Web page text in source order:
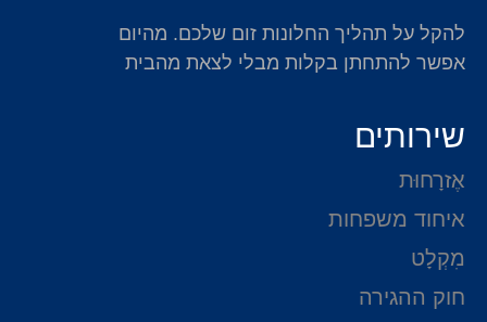
להקל על תהליך החלונות זום שלכם. מהיום
אפשר להתחתן בקלות מבלי לצאת מהבית
שירותים
אֶזרָחוּת
איחוד משפחות
מִקְלָט
חוק ההגירה